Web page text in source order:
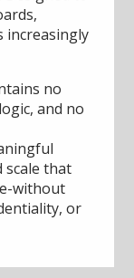
increasingly
no
and no
scale that
without
or